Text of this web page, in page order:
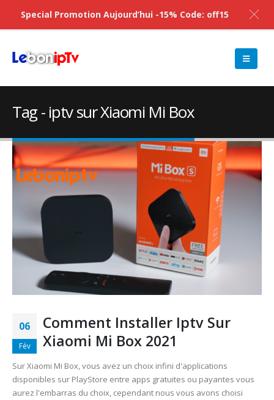
Tag - iptv sur Xiaomi Mi Box
06
Fév
Comment Installer Iptv Sur
Xiaomi Mi Box 2021
Sur Xiaomi Mi Box, vous avez un choix infini d'applications
disponibles sur PlayStore entre apps gratuites ou payantes vous
aurez l'embarras du choix, cependant nous vous avons choisi
Special Promotion Aujourd’hui -15% Code: off15